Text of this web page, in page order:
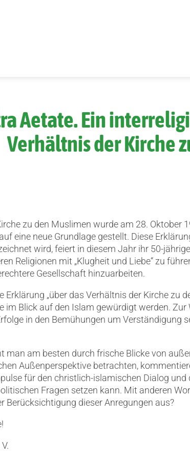
Aetate. Ein
Verhältnis der Kirche
zu den Muslimen wurde am 28. Oktober
eine neue Grundlage gestellt. Diese
wird, feiert in diesem Jahr ihr 50-
Religionen mit „Klugheit und Liebe“ zu
Gesellschaft hinzuarbeiten.
„über das Verhältnis der Kirche zu
im Blick auf den Islam gewürdigt werden.
in den Bemühungen um Verständigung
man am besten durch frische Blicke von
Außenperspektive betrachten,
für den christlich-islamischen Dialog
Fragen setzen kann. Mit anderen
Berücksichtigung dieser Anregungen aus?